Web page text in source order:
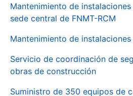
Mantenimiento de
sede central de FNMT-RCM
Mantenimiento de
Servicio de coordinación de
obras de construcción
Suministro de 350 equipos de